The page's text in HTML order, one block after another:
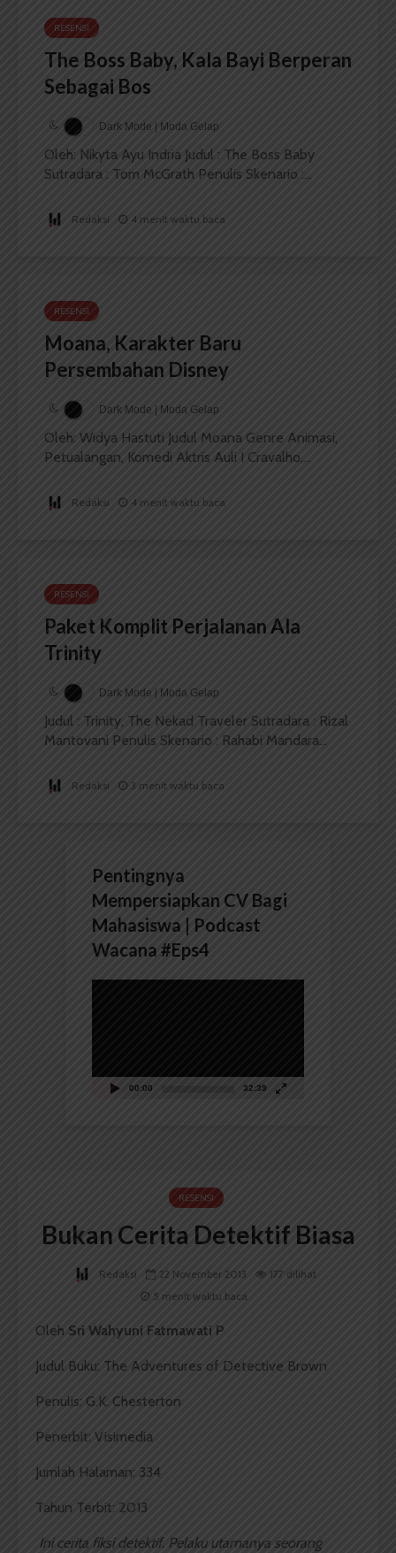
RESENSI
The Boss Baby, Kala Bayi Berperan
Sebagai Bos
Dark Mode | Moda Gelap
Oleh: Nikyta Ayu Indria Judul : The Boss Baby
Sutradara : Tom McGrath Penulis Skenario :...
Redaksi 4 menit waktu baca
RESENSI
Moana, Karakter Baru
Persembahan Disney
Dark Mode | Moda Gelap
Oleh: Widya Hastuti Judul Moana Genre Animasi,
Petualangan, Komedi Aktris Auli I Cravalho,...
Redaksi 4 menit waktu baca
RESENSI
Paket Komplit Perjalanan Ala
Trinity
Dark Mode | Moda Gelap
Judul : Trinity, The Nekad Traveler Sutradara : Rizal
Mantovani Penulis Skenario : Rahabi Mandara...
Redaksi 3 menit waktu baca
Pentingnya
Mempersiapkan CV Bagi
Mahasiswa | Podcast
Wacana #Eps4
00:00 32:39
RESENSI
Bukan Cerita Detektif Biasa
Redaksi 22 November 2013
177 dilihat
5 menit waktu baca
Oleh Sri Wahyuni Fatmawati P
Judul Buku: The Adventures of Detective Brown
Penulis: G.K. Chesterton
Penerbit: Visimedia
Jumlah Halaman: 334
Tahun Terbit: 2013
Ini cerita fiksi detektif. Pelaku utamanya seorang